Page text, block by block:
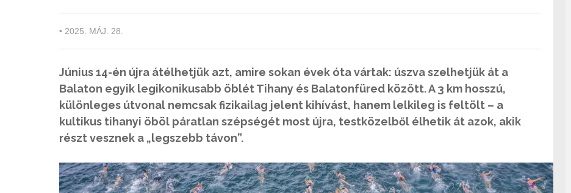
• 2025. MÁJ. 28.
Június 14-én újra átélhetjük azt, amire sokan évek óta vártak: úszva szelhetjük át a
Balaton egyik legikonikusabb öblét Tihany és Balatonfüred között. A 3 km hosszú,
különleges útvonal nemcsak fizikailag jelent kihívást, hanem lelkileg is feltölt – a
kultikus tihanyi öböl páratlan szépségét most újra, testközelből élhetik át azok, akik
részt vesznek a „legszebb távon”.